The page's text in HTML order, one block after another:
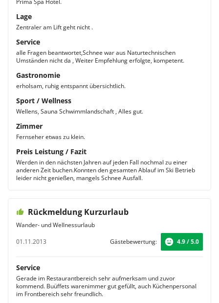
Prima Spa Hotel.
Lage
Zentraler am Lift geht nicht .
Service
alle Fragen beantwortet,Schnee war aus Naturtechnischen
Umständen nicht da , Weiter Empfehlung erfolgte, kompetent.
Gastronomie
erholsam, ruhig entspannt übersichtlich.
Sport / Wellness
Wellens, Sauna Schwimmlandschaft , Alles gut.
Zimmer
Fernseher etwas zu klein.
Preis Leistung / Fazit
Werden in den nächsten Jahren auf jeden Fall nochmal zu einer
anderen Zeit buchen.Konnten den gesamten Ablauf im Ski Betrieb
leider nicht genießen, mangels Schnee Ausfall.
Rückmeldung Kurzurlaub
Wander- und Wellnessurlaub
01.11.2013
Gästebewertung: 4.9 / 5.0
Service
Gerade im Restaurantbereich sehr aufmerksam und zuvor
kommend. Buüffets warenimmer gut gefüllt, auch Küchenpersonal
im Frontbereich sehr freundlich.